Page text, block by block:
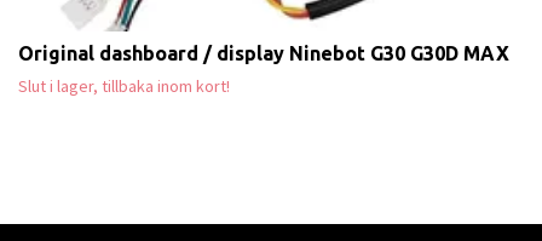
Original dashboard / display Ninebot G30 G30D MAX
Slut i lager, tillbaka inom kort!